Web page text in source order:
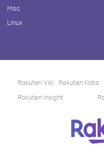
Mac
Linux
Rakuten Viki Rakuten Kobo
Rakuten Insight